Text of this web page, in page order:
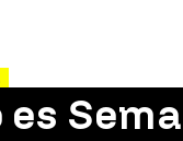
es